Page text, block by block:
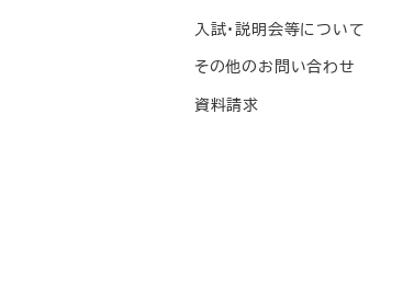
入試・説明会等について
その他のお問い合わせ
資料請求